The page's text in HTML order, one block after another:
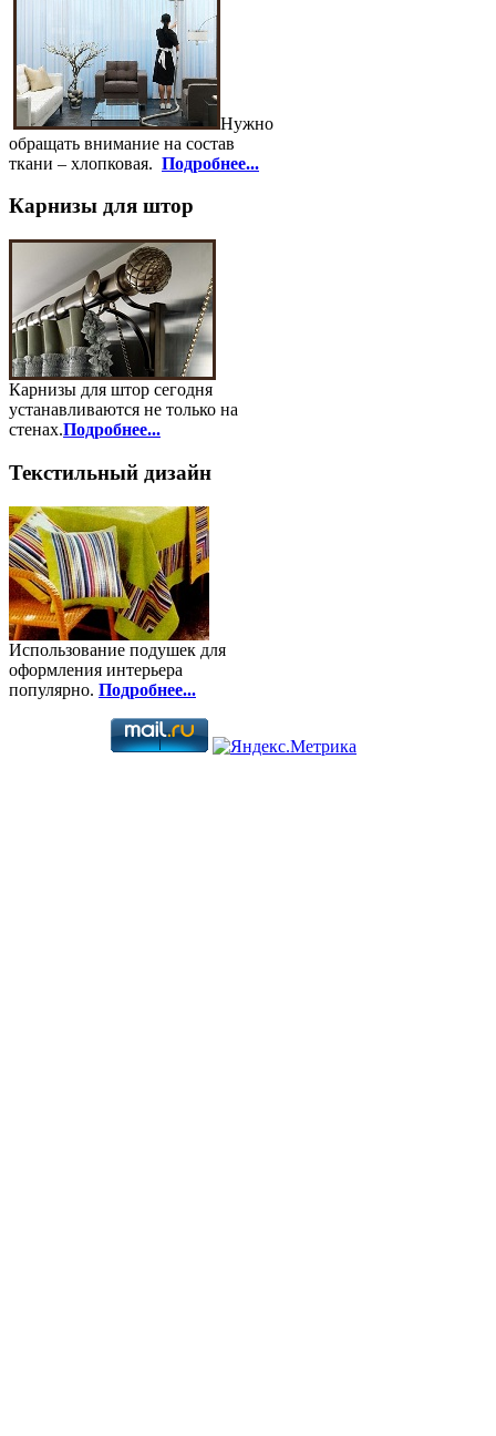
Нужно
обращать внимание на состав
ткани – хлопковая. Подробнее...
Карнизы для штор
Карнизы для штор сегодня
устанавливаются не только на
стенах.Подробнее...
Текстильный дизайн
Использование подушек для
оформления интерьера
популярно. Подробнее...